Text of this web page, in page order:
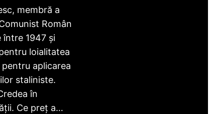
membră a
Român
între 1947 și
loialitatea
aplicarea
staliniste.
în
Ce preț a…